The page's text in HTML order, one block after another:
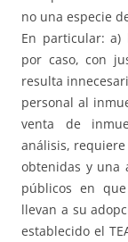
no una especie
En particular: a)
por caso, con
resulta
personal al
venta de
análisis,
obtenidas y una
públicos en
llevan a su
establecido el